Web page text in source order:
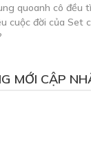
quoanh cô đều
cuộc đời của Set
MỚI CẬP